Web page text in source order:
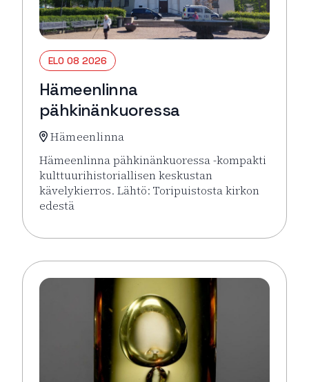
ELO 08 2026
Hämeenlinna
pähkinänkuoressa
Hämeenlinna
Hämeenlinna pähkinänkuoressa -kompakti
kulttuurihistoriallisen keskustan
kävelykierros. Lähtö: Toripuistosta kirkon
edestä
Lue lisää tapahtumasta Hämeenlinna